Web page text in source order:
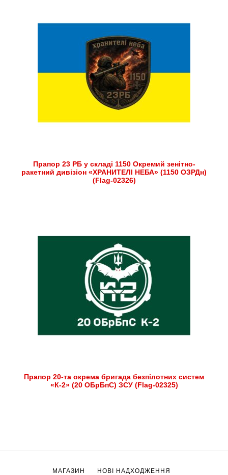
Прапор 23 РБ у складі 1150 Окремий зенітно-
ракетний дивізіон «ХРАНИТЕЛІ НЕБА» (1150 ОЗРДн)
(Flag-02326)
Прапор 20-та окрема бригада безпілотних систем
«К-2» (20 ОБрБпС) ЗСУ (Flag-02325)
МАГАЗИН НОВІ НАДХОДЖЕННЯ